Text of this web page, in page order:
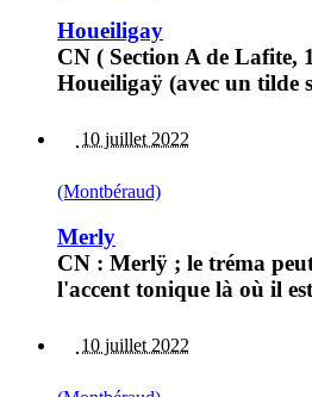
Houeiligay
CN ( Section A de Lafite,
Houeiligaÿ (avec un tilde
10 juillet 2022
(Montbéraud)
Merly
CN : Merlÿ ; le tréma
l'accent tonique là où il
10 juillet 2022